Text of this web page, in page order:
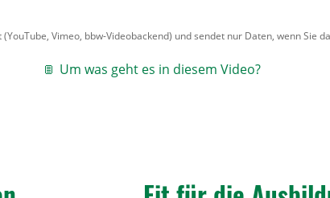
Vimeo, bbw-Videobackend) und sendet nur Daten, wenn Sie
Um was geht es in diesem Video?